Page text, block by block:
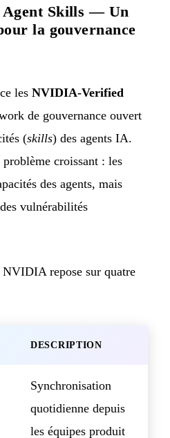
Skills — Un
la gouvernance
les NVIDIA-Verified
de gouvernance ouvert
(skills) des agents IA.
croissant : les
des agents, mais
vulnérabilités
repose sur quatre
DESCRIPTION
Synchronisation
quotidienne depuis
les équipes produit